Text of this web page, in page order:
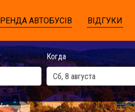
АВТОБУСІВ ВІДГУКИ
Когда